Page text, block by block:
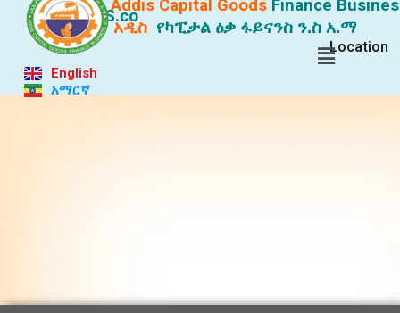
Addis Capital Goods Finance
S.co
አዲስ የካፒታል ዕቃ ፋይናንስ ን.ስ አ.ማ
Location
English
አማርኛ
.